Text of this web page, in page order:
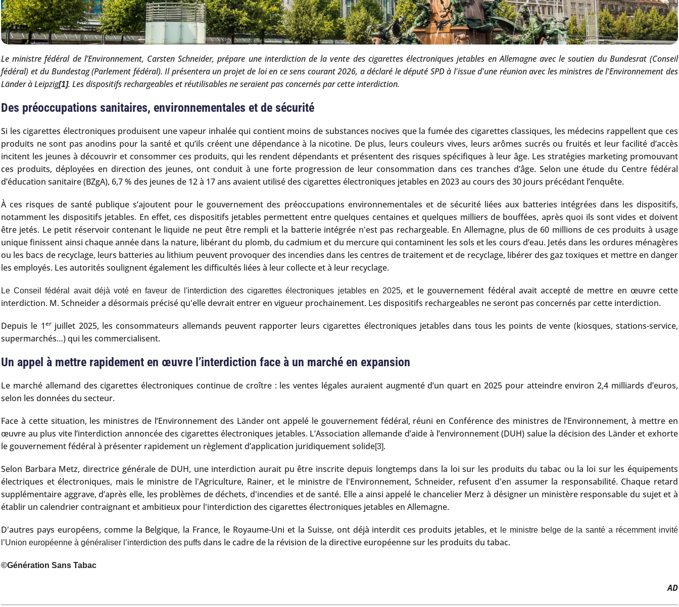
Le ministre fédéral de l’Environnement, Carsten Schneider, prépare une interdiction de la vente des cigarettes électroniques jetables en Allemagne avec le soutien du Bundesrat (Conseil
fédéral) et du Bundestag (Parlement fédéral). Il présentera un projet de loi en ce sens courant 2026, a déclaré le député SPD à l'issue d'une réunion avec les ministres de l'Environnement des
Länder à Leipzig[1]. Les dispositifs rechargeables et réutilisables ne seraient pas concernés par cette interdiction.
Des préoccupations sanitaires, environnementales et de sécurité
Si les cigarettes électroniques produisent une vapeur inhalée qui contient moins de substances nocives que la fumée des cigarettes classiques, les médecins rappellent que ces
produits ne sont pas anodins pour la santé et qu’ils créent une dépendance à la nicotine. De plus, leurs couleurs vives, leurs arômes sucrés ou fruités et leur facilité d’accès
incitent les jeunes à découvrir et consommer ces produits, qui les rendent dépendants et présentent des risques spécifiques à leur âge. Les stratégies marketing promouvant
ces produits, déployées en direction des jeunes, ont conduit à une forte progression de leur consommation dans ces tranches d’âge. Selon une étude du Centre fédéral
d’éducation sanitaire (BZgA), 6,7 % des jeunes de 12 à 17 ans avaient utilisé des cigarettes électroniques jetables en 2023 au cours des 30 jours précédant l’enquête.
À ces risques de santé publique s’ajoutent pour le gouvernement des préoccupations environnementales et de sécurité liées aux batteries intégrées dans les dispositifs,
notamment les dispositifs jetables. En effet, ces dispositifs jetables permettent entre quelques centaines et quelques milliers de bouffées, après quoi ils sont vides et doivent
être jetés. Le petit réservoir contenant le liquide ne peut être rempli et la batterie intégrée n'est pas rechargeable. En Allemagne, plus de 60 millions de ces produits à usage
unique finissent ainsi chaque année dans la nature, libérant du plomb, du cadmium et du mercure qui contaminent les sols et les cours d’eau. Jetés dans les ordures ménagères
ou les bacs de recyclage, leurs batteries au lithium peuvent provoquer des incendies dans les centres de traitement et de recyclage, libérer des gaz toxiques et mettre en danger
les employés. Les autorités soulignent également les difficultés liées à leur collecte et à leur recyclage.
Le Conseil fédéral avait déjà voté en faveur de l'interdiction des cigarettes électroniques jetables en 2025, et le gouvernement fédéral avait accepté de mettre en œuvre cette
interdiction. M. Schneider a désormais précisé qu'elle devrait entrer en vigueur prochainement. Les dispositifs rechargeables ne seront pas concernés par cette interdiction.
Depuis le 1erjuillet 2025, les consommateurs allemands peuvent rapporter leurs cigarettes électroniques jetables dans tous les points de vente (kiosques, stations-service,
supermarchés…) qui les commercialisent.
Un appel à mettre rapidement en œuvre l’interdiction face à un marché en expansion
Le marché allemand des cigarettes électroniques continue de croître : les ventes légales auraient augmenté d’un quart en 2025 pour atteindre environ 2,4 milliards d’euros,
selon les données du secteur.
Face à cette situation, les ministres de l’Environnement des Länder ont appelé le gouvernement fédéral, réuni en Conférence des ministres de l’Environnement, à mettre en
œuvre au plus vite l’interdiction annoncée des cigarettes électroniques jetables. L’Association allemande d’aide à l’environnement (DUH) salue la décision des Länder et exhorte
le gouvernement fédéral à présenter rapidement un règlement d’application juridiquement solide[3].
Selon Barbara Metz, directrice générale de DUH, une interdiction aurait pu être inscrite depuis longtemps dans la loi sur les produits du tabac ou la loi sur les équipements
électriques et électroniques, mais le ministre de l'Agriculture, Rainer, et le ministre de l'Environnement, Schneider, refusent d'en assumer la responsabilité. Chaque retard
supplémentaire aggrave, d’après elle, les problèmes de déchets, d'incendies et de santé. Elle a ainsi appelé le chancelier Merz à désigner un ministère responsable du sujet et à
établir un calendrier contraignant et ambitieux pour l'interdiction des cigarettes électroniques jetables en Allemagne.
D'autres pays européens, comme la Belgique, la France, le Royaume-Uni et la Suisse, ont déjà interdit ces produits jetables, et le ministre belge de la santé a récemment invité
l’Union européenne à généraliser l’interdiction des puffs dans le cadre de la révision de la directive européenne sur les produits du tabac.
©Génération Sans Tabac
AD